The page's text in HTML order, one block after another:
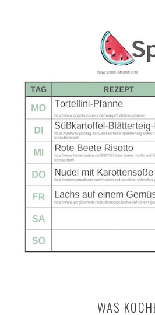
WAS